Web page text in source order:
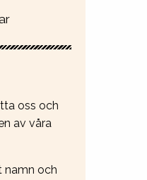
oss och
av våra
namn och